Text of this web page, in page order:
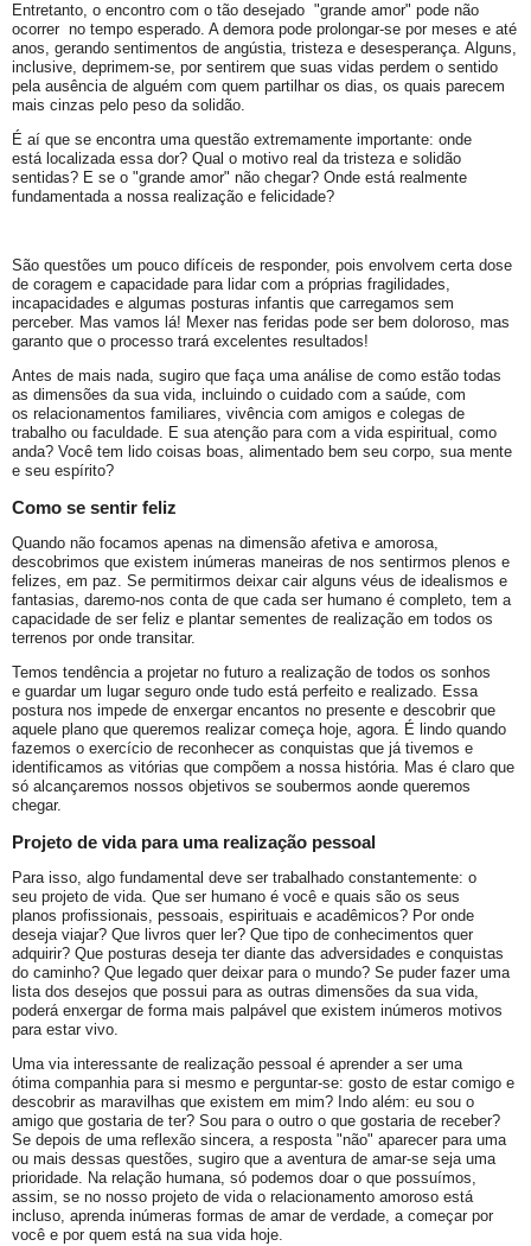
Entretanto, o encontro com o tão desejado "grande amor" pode não
ocorrer no tempo esperado. A demora pode prolongar-se por meses e até
anos, gerando sentimentos de angústia, tristeza e desesperança. Alguns,
inclusive, deprimem-se, por sentirem que suas vidas perdem o sentido
pela ausência de alguém com quem partilhar os dias, os quais parecem
mais cinzas pelo peso da solidão.
É aí que se encontra uma questão extremamente importante: onde
está localizada essa dor? Qual o motivo real da tristeza e solidão
sentidas? E se o "grande amor" não chegar? Onde está realmente
fundamentada a nossa realização e felicidade?
São questões um pouco difíceis de responder, pois envolvem certa dose
de coragem e capacidade para lidar com a próprias fragilidades,
incapacidades e algumas posturas infantis que carregamos sem
perceber. Mas vamos lá! Mexer nas feridas pode ser bem doloroso, mas
garanto que o processo trará excelentes resultados!
Antes de mais nada, sugiro que faça uma análise de como estão todas
as dimensões da sua vida, incluindo o cuidado com a saúde, com
os relacionamentos familiares, vivência com amigos e colegas de
trabalho ou faculdade. E sua atenção para com a vida espiritual, como
anda? Você tem lido coisas boas, alimentado bem seu corpo, sua mente
e seu espírito?
Como se sentir feliz
Quando não focamos apenas na dimensão afetiva e amorosa,
descobrimos que existem inúmeras maneiras de nos sentirmos plenos e
felizes, em paz. Se permitirmos deixar cair alguns véus de idealismos e
fantasias, daremo-nos conta de que cada ser humano é completo, tem a
capacidade de ser feliz e plantar sementes de realização em todos os
terrenos por onde transitar.
Temos tendência a projetar no futuro a realização de todos os sonhos
e guardar um lugar seguro onde tudo está perfeito e realizado. Essa
postura nos impede de enxergar encantos no presente e descobrir que
aquele plano que queremos realizar começa hoje, agora. É lindo quando
fazemos o exercício de reconhecer as conquistas que já tivemos e
identificamos as vitórias que compõem a nossa história. Mas é claro que
só alcançaremos nossos objetivos se soubermos aonde queremos
chegar.
Projeto de vida para uma realização pessoal
Para isso, algo fundamental deve ser trabalhado constantemente: o
seu projeto de vida. Que ser humano é você e quais são os seus
planos profissionais, pessoais, espirituais e acadêmicos? Por onde
deseja viajar? Que livros quer ler? Que tipo de conhecimentos quer
adquirir? Que posturas deseja ter diante das adversidades e conquistas
do caminho? Que legado quer deixar para o mundo? Se puder fazer uma
lista dos desejos que possui para as outras dimensões da sua vida,
poderá enxergar de forma mais palpável que existem inúmeros motivos
para estar vivo.
Uma via interessante de realização pessoal é aprender a ser uma
ótima companhia para si mesmo e perguntar-se: gosto de estar comigo e
descobrir as maravilhas que existem em mim? Indo além: eu sou o
amigo que gostaria de ter? Sou para o outro o que gostaria de receber?
Se depois de uma reflexão sincera, a resposta "não" aparecer para uma
ou mais dessas questões, sugiro que a aventura de amar-se seja uma
prioridade. Na relação humana, só podemos doar o que possuímos,
assim, se no nosso projeto de vida o relacionamento amoroso está
incluso, aprenda inúmeras formas de amar de verdade, a começar por
você e por quem está na sua vida hoje.